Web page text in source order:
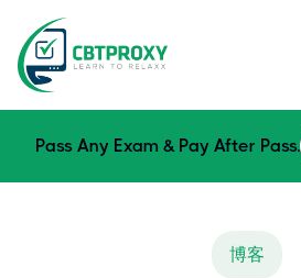
Pass Any Exam & Pay After Pass.
博客